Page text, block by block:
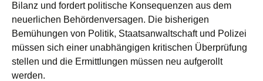
Bilanz und fordert politische Konsequenzen aus dem
neuerlichen Behördenversagen. Die bisherigen
Bemühungen von Politik, Staatsanwaltschaft und Polizei
müssen sich einer unabhängigen kritischen Überprüfung
stellen und die Ermittlungen müssen neu aufgerollt
werden.